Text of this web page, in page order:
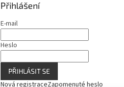
Přihlášení
E-mail
Heslo
PŘIHLÁSIT SE
Nová registraceZapomenuté heslo